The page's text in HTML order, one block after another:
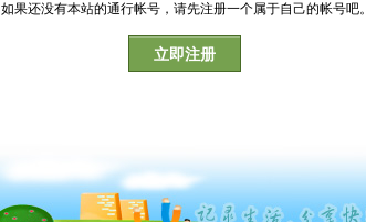
如果还没有本站的通行帐号，请先注册一个属于自己的帐号吧。
立即注册